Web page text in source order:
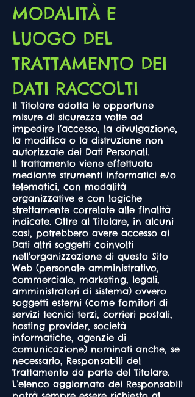
MODALITÀ E
LUOGO DEL
TRATTAMENTO DEI
DATI RACCOLTI
Il Titolare adotta le opportune
misure di sicurezza volte ad
impedire l’accesso, la divulgazione,
la modifica o la distruzione non
autorizzate dei Dati Personali.
Il trattamento viene effettuato
mediante strumenti informatici e/o
telematici, con modalità
organizzative e con logiche
strettamente correlate alle finalità
indicate. Oltre al Titolare, in alcuni
casi, potrebbero avere accesso ai
Dati altri soggetti coinvolti
nell’organizzazione di questo Sito
Web (personale amministrativo,
commerciale, marketing, legali,
amministratori di sistema) ovvero
soggetti esterni (come fornitori di
servizi tecnici terzi, corrieri postali,
hosting provider, società
informatiche, agenzie di
comunicazione) nominati anche, se
necessario, Responsabili del
Trattamento da parte del Titolare.
L’elenco aggiornato dei Responsabili